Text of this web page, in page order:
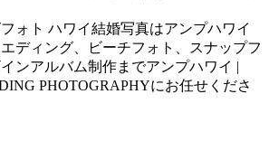
ォト ハワイ結婚写真はアンプハワイ
ディング、ビーチフォト、スナップフ
ンアルバム制作までアンプハワイ |
PHOTOGRAPHYにお任せくださ